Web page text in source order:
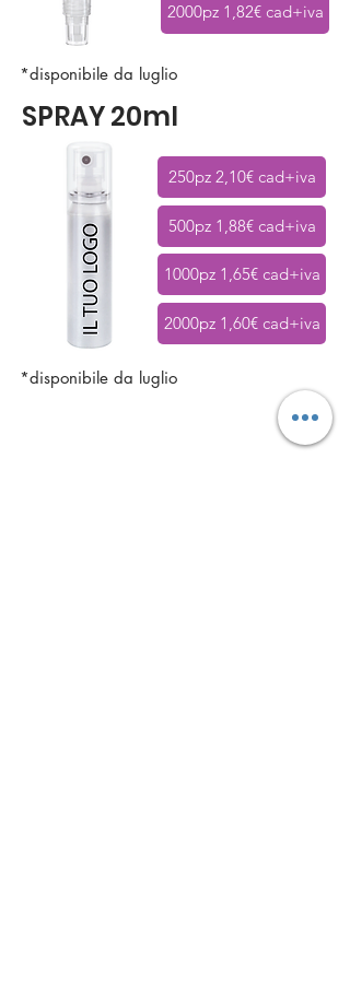
2000pz 1,82€ cad+iva
*disponibile da luglio
SPRAY 20ml
*disponibile da luglio
250pz 2,10€ cad+iva
500pz 1,88€ cad+iva
1000pz 1,65€ cad+iva
2000pz 1,60€ cad+iva